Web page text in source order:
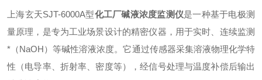
上海玄天SJT-6000A型化工厂碱液浓度监测仪是一种基于电极测
量原理，是专为工业场景设计的精密仪器，用于实时、连续监测
*（NaOH）等碱性溶液浓度。它通过传感器采集溶液物理化学特
性（电导率、折射率、密度等），经信号处理与温度补偿后输出